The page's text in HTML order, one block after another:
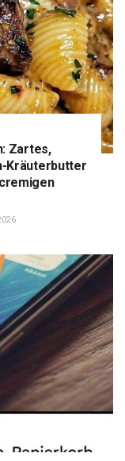
Zartes,
Kräuterbutter